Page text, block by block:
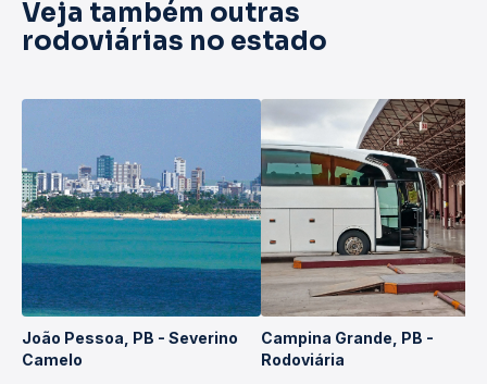
Veja também outras
rodoviárias no estado
João Pessoa, PB - Severino
Camelo
Campina Grande, PB -
Rodoviária